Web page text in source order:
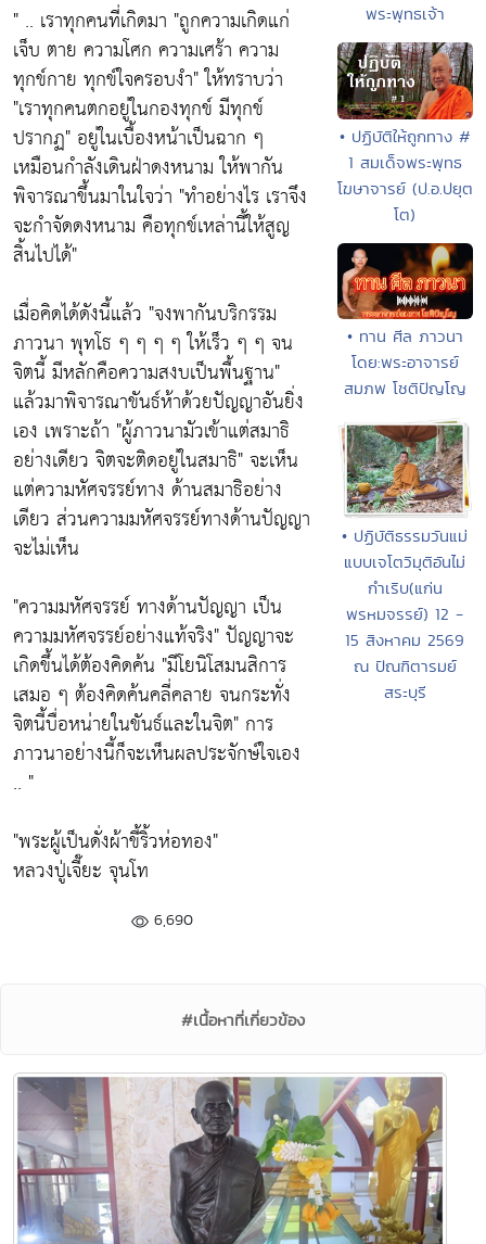
" .. เราทุกคนที่เกิดมา "ถูกความเกิดแก่
เจ็บ ตาย ความโศก ความเศร้า ความ
ทุกข์กาย ทุกข์ใจครอบงำ"ให้ทราบว่า
"เราทุกคนตกอยู่ในกองทุกข์ มีทุกข์
ปรากฏ"อยู่ในเบื้องหน้าเป็นฉาก ๆ
เหมือนกำลังเดินฝ่าดงหนาม ให้พากัน
พิจารณาขึ้นมาในใจว่า "ทำอย่างไร เราจึง
จะกำจัดดงหนาม คือทุกข์เหล่านี้ให้สูญ
สิ้นไปได้"
เมื่อคิดได้ดังนี้แล้ว "จงพากันบริกรรม
ภาวนา พุทโธ ๆ ๆ ๆ ๆ ให้เร็ว ๆ ๆ จน
จิตนี้ มีหลักคือความสงบเป็นพื้นฐาน"
แล้วมาพิจารณาขันธ์ห้าด้วยปัญญาอันยิ่ง
เอง เพราะถ้า "ผู้ภาวนามัวเข้าแต่สมาธิ
อย่างเดียว จิตจะติดอยู่ในสมาธิ"จะเห็น
แต่ความหัศจรรย์ทาง ด้านสมาธิอย่าง
เดียว ส่วนความมหัศจรรย์ทางด้านปัญญา
จะไม่เห็น
"ความมหัศจรรย์ ทางด้านปัญญา เป็น
ความมหัศจรรย์อย่างแท้จริง"ปัญญาจะ
เกิดขึ้นได้ต้องคิดค้น "มีโยนิโสมนสิการ
เสมอ ๆ ต้องคิดค้นคลี่คลาย จนกระทั่ง
จิตนี้บื่อหน่ายในขันธ์และในจิต" การ
ภาวนาอย่างนี้ก็จะเห็นผลประจักษ์ใจเอง
.. "
"พระผู้เป็นดั่งผ้าขี้ริ้วห่อทอง"
หลวงปู่เจี๊ยะ จุนโท
6,690
พระพุทธเจ้า
• ปฏิบัติให้ถูกทาง #
1 สมเด็จพระพุทธ
โฆษาจารย์ (ป.อ.ปยุต
โต)
• ทาน ศีล ภาวนา
โดย:พระอาจารย์
สมภพ โชติปัญโญ
• ปฏิบัติธรรมวันแม่
แบบเจโตวิมุติอันไม่
กำเริบ(แก่น
พรหมจรรย์) 12 -
15 สิงหาคม 2569
ณ ปัณฑิตารมย์
สระบุรี
#เนื้อหาที่เกี่ยวข้อง